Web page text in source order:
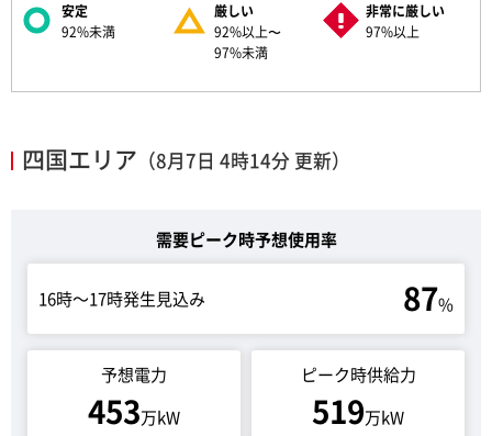
安定
92%未満
厳しい
92%以上〜
97%未満
非常に厳しい
97%以上
四国エリア （8月7日 4時14分 更新）
需要ピーク時予想使用率
16時～17時発生見込み 87%
予想電力
453万kW
ピーク時供給力
519万kW